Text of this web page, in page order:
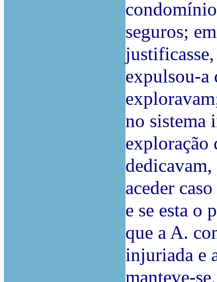
seguros;
expulsou-a
no sistema
exploração
aceder
e se esta o
que a A.
injuriada e
manteve-